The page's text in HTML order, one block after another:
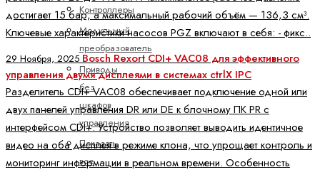
Контроллеры
Модульный
преобразователь
Приводы
без
шкафов
управления
Показать
все
достигает 15 бар, а максимальный рабочий объём — 136,3 см³.
Ключевые характеристики насосов PGZ включают в себя: - фикс..
29 Ноября, 2025 Bosch Rexort CDI+ VAC08 для эффективного
управления двумя дисплеями в системах ctrlX IPC
Разделитель CDI+ VAC08 обеспечивает подключение одной или
двух панелей управления DR или DE к блочному ПК PR с
интерфейсом CDI+. Устройство позволяет выводить идентичное
видео на оба дисплея в режиме клона, что упрощает контроль и
мониторинг информации в реальном времени. Особенность